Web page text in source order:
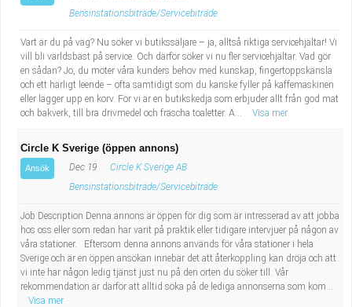
Bensinstationsbiträde/Servicebiträde
Vart är du på väg? Nu söker vi butikssäljare – ja, alltså riktiga servicehjältar! Vi
vill bli världsbäst på service. Och därför söker vi nu fler servicehjältar. Vad gör
en sådan? Jo, du möter våra kunders behov med kunskap, fingertoppskänsla
och ett härligt leende – ofta samtidigt som du kanske fyller på kaffemaskinen
eller lägger upp en korv. För vi är en butikskedja som erbjuder allt från god mat
och bakverk, till bra drivmedel och fräscha toaletter. Ä...
Visa mer
Circle K Sverige (öppen annons)
Ansök Dec 19
Circle K Sverige AB
Bensinstationsbiträde/Servicebiträde
Job Description Denna annons är öppen för dig som är intresserad av att jobba
hos oss eller som redan har varit på praktik eller tidigare intervjuer på någon av
våra stationer. Eftersom denna annons används för våra stationer i hela
Sverige och är en öppen ansökan innebär det att återkoppling kan dröja och att
vi inte har någon ledig tjänst just nu på den orten du söker till. Vår
rekommendation är därför att alltid söka på de lediga annonserna som kom...
Visa mer